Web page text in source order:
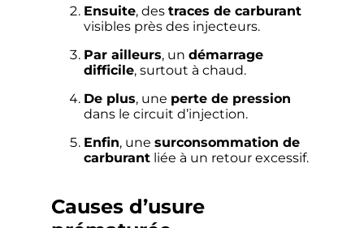
Ensuite, des traces de carburant
visibles près des injecteurs.
Par ailleurs, un démarrage
difficile, surtout à chaud.
De plus, une perte de pression
dans le circuit d’injection.
Enfin, une surconsommation de
carburant liée à un retour excessif.
Causes d’usure